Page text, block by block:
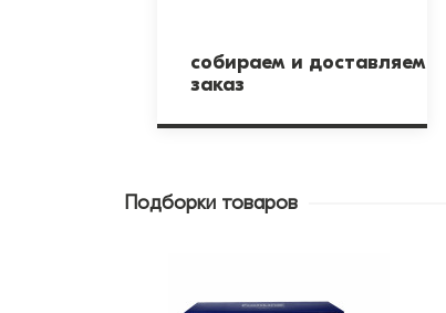
собираем и доставляем
заказ
Подборки товаров